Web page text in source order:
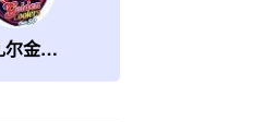
里扎尔金色冷却器